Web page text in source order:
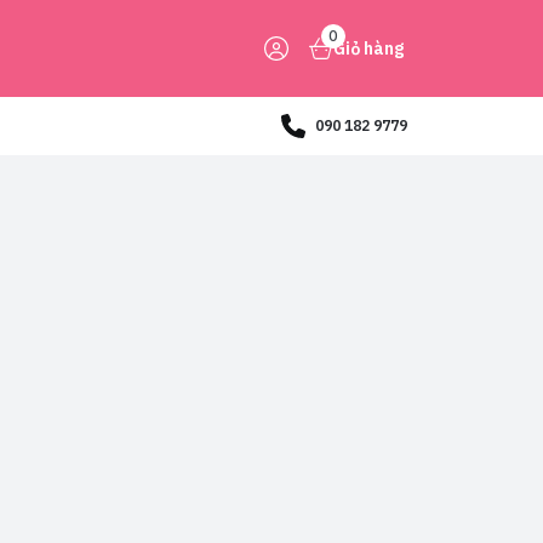
0
Giỏ hàng
090 182 9779